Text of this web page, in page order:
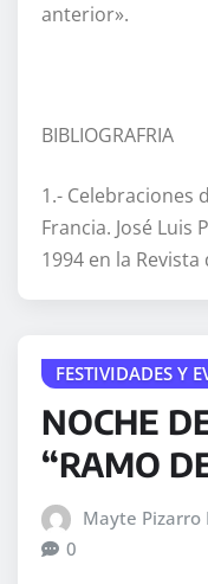
anterior».
BIBLIOGRAFRIA
1.- Celebraciones
Francia. José Luis
1994 en la
FESTIVIDADES Y
NOCHE
“RAMO
Mayte Pizarro
0